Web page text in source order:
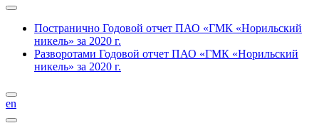
Постранично Годовой отчет ПАО «ГМК «Норильский
никель» за 2020 г.
Разворотами Годовой отчет ПАО «ГМК «Норильский
никель» за 2020 г.
en